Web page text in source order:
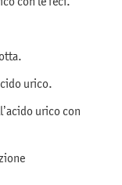
urico.
urico con